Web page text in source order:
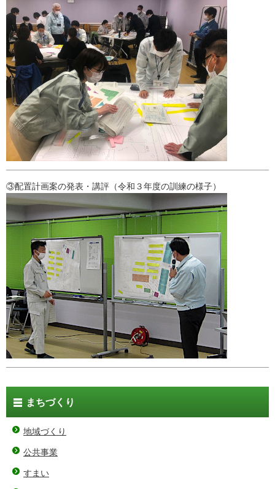
③配置計画案の発表・講評（令和３年度の訓練の様子）
まちづくり
地域づくり
公共事業
すまい